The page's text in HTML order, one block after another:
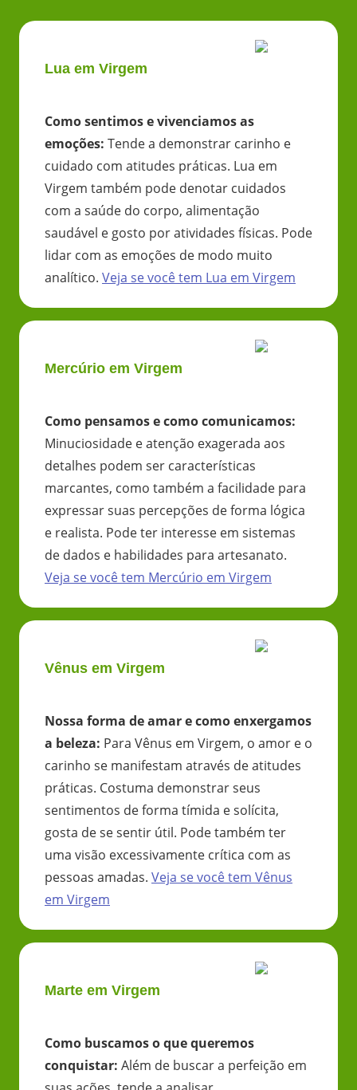
Lua em Virgem
Como sentimos e vivenciamos as
emoções: Tende a demonstrar carinho e
cuidado com atitudes práticas. Lua em
Virgem também pode denotar cuidados
com a saúde do corpo, alimentação
saudável e gosto por atividades físicas. Pode
lidar com as emoções de modo muito
analítico. Veja se você tem Lua em Virgem
Mercúrio em Virgem
Como pensamos e como comunicamos:
Minuciosidade e atenção exagerada aos
detalhes podem ser características
marcantes, como também a facilidade para
expressar suas percepções de forma lógica
e realista. Pode ter interesse em sistemas
de dados e habilidades para artesanato.
Veja se você tem Mercúrio em Virgem
Vênus em Virgem
Nossa forma de amar e como enxergamos
a beleza: Para Vênus em Virgem, o amor e o
carinho se manifestam através de atitudes
práticas. Costuma demonstrar seus
sentimentos de forma tímida e solícita,
gosta de se sentir útil. Pode também ter
uma visão excessivamente crítica com as
pessoas amadas. Veja se você tem Vênus
em Virgem
Marte em Virgem
Como buscamos o que queremos
conquistar: Além de buscar a perfeição em